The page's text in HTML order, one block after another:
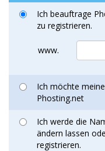
Ich beauftrage
zu registrieren.
www.
Ich möchte
Phosting.net
Ich werde die
ändern lassen
registrieren.